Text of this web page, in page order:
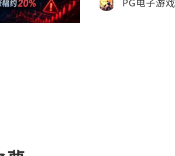
人民幣，RTX